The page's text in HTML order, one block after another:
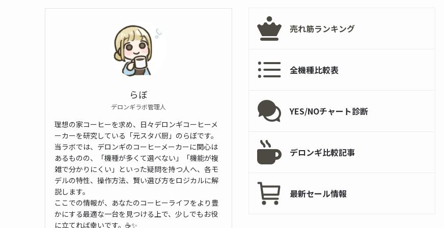
らぼ
デロンギラボ管理人
理想の家コーヒーを求め、日々デロンギコーヒーメ
ーカーを研究している「元スタバ厨」のらぼです。
当ラボでは、デロンギのコーヒーメーカーに関心は
あるものの、「機種が多くて選べない」「機能が複
雑で分かりにくい」といった疑問を持つ人へ、各モ
デルの特性、操作方法、賢い選び方をロジカルに解
説します。
ここでの情報が、あなたのコーヒーライフをより豊
かにする最適な一台を見つける上で、少しでもお役
に立てれば幸いです。☕️✨
売れ筋ランキング
全機種比較表
YES/NOチャート診断
デロンギ比較記事
最新セール情報